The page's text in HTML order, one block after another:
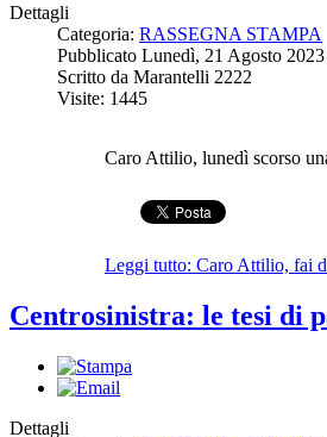
Dettagli
Categoria: RASSEGNA STAMPA
Pubblicato Lunedì, 21 Agosto
Scritto da Marantelli 2222
Visite: 1445
Caro Attilio, lunedì scorso
Leggi tutto: Caro Attilio, fai
Centrosinistra: le tesi di
Dettagli